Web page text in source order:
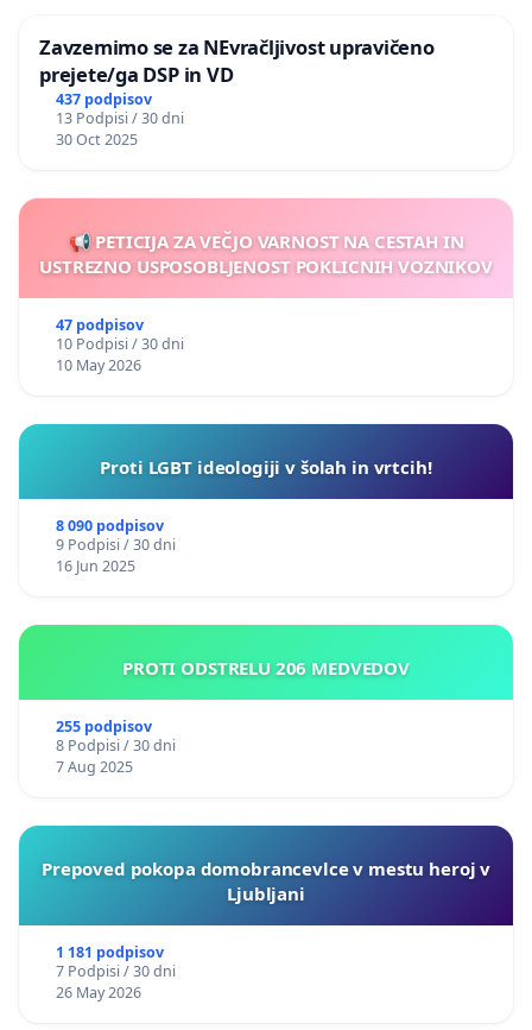
Zavzemimo se za NEvračljivost upravičeno
prejete/ga DSP in VD
437 podpisov
13 Podpisi / 30 dni
30 Oct 2025
📢 PETICIJA ZA VEČJO VARNOST NA CESTAH IN
USTREZNO USPOSOBLJENOST POKLICNIH VOZNIKOV
47 podpisov
10 Podpisi / 30 dni
10 May 2026
Proti LGBT ideologiji v šolah in vrtcih!
8 090 podpisov
9 Podpisi / 30 dni
16 Jun 2025
PROTI ODSTRELU 206 MEDVEDOV
255 podpisov
8 Podpisi / 30 dni
7 Aug 2025
Prepoved pokopa domobrancevlce v mestu heroj v
Ljubljani
1 181 podpisov
7 Podpisi / 30 dni
26 May 2026